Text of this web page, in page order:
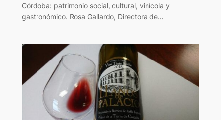
Córdoba: patrimonio social, cultural, vinícola y
gastronómico. Rosa Gallardo, Directora de…